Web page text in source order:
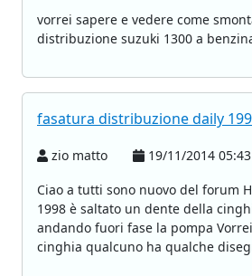
vorrei sapere e vedere come
distribuzione suzuki 1300 a
fasatura distribuzione daily
zio matto
19/11/2014 05:43
Ciao a tutti sono nuovo del forum
1998 è saltato un dente della
andando fuori fase la pompa
cinghia qualcuno ha qualche